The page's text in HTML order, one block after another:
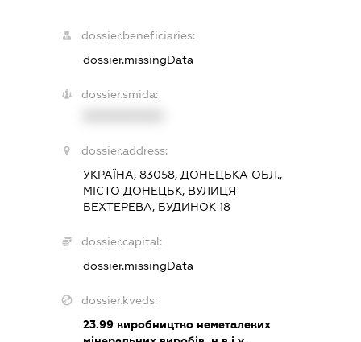
dossier.beneficiaries:
dossier.missingData
dossier.smida:
dossier.address:
УКРАЇНА, 83058, ДОНЕЦЬКА ОБЛ.,
МІСТО ДОНЕЦЬК, ВУЛИЦЯ
БЕХТЕРЕВА, БУДИНОК 18
dossier.capital:
dossier.missingData
dossier.kveds:
23.99виробництво неметалевих